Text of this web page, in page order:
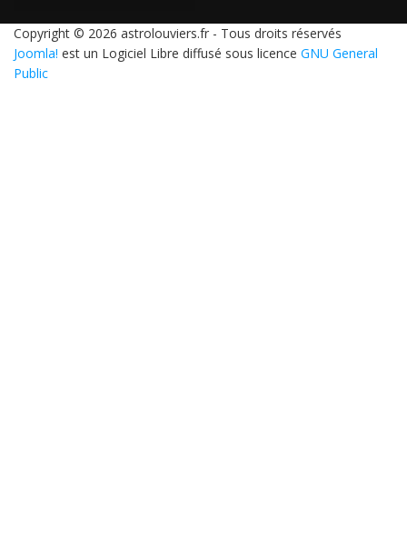
Copyright © 2026 astrolouviers.fr - Tous droits réservés
Joomla! est un Logiciel Libre diffusé sous licence GNU General
Public